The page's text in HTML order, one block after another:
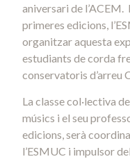
aniversari de l’ACEM.
primeres edicions,
organitzar aquesta
estudiants de corda
conservatoris d’arreu
La classe col·lectiva
músics i el seu
edicions, serà
l’ESMUC i impulsor